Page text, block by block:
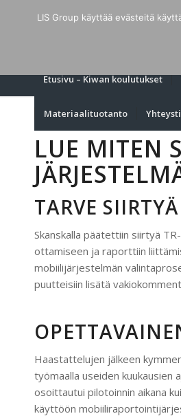
Etusivu – Kiwan koulutukset
Materiaalituotanto
LUE MITEN
TARVE
Skanskalla päätettiin siirtyä
ottamiseen ja raporttiin
mobiilijärjestelmän
puutteisiin lisätä
Haastattelujen jälkeen
työmaalla useiden
osoittautui pilotoinnin aikana
käyttöön
LIS Group käyttää evästeitä